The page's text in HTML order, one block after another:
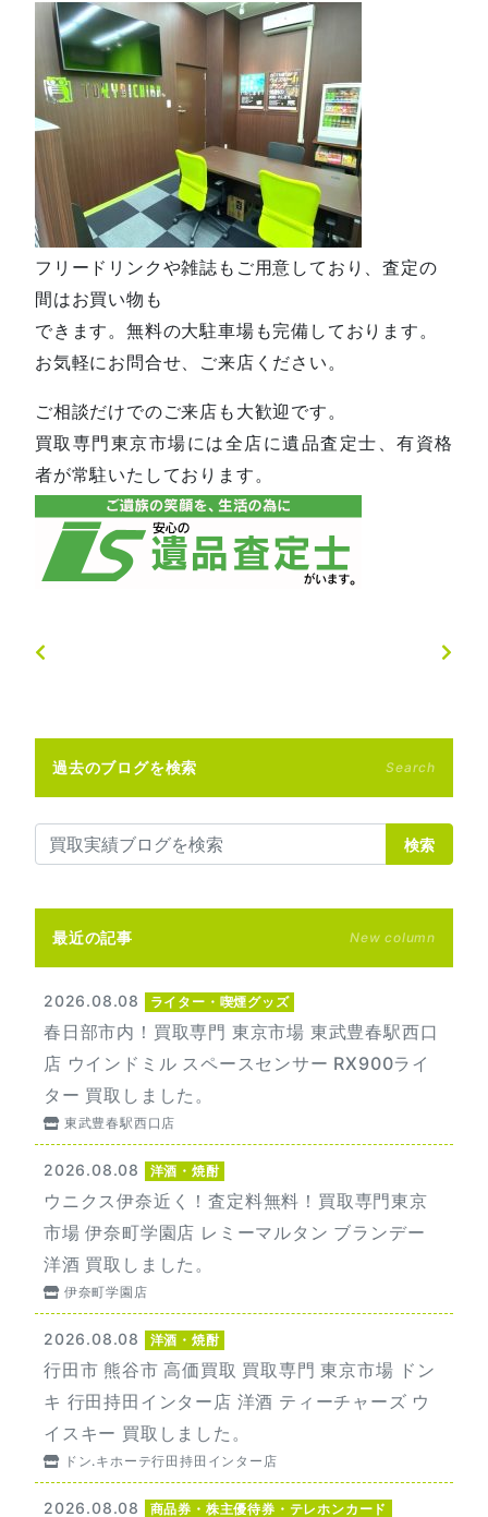
フリードリンクや雑誌もご用意しており、査定の
間はお買い物も
できます。無料の大駐車場も完備しております。
お気軽にお問合せ、ご来店ください。
ご相談だけでのご来店も大歓迎です。
買取専門東京市場には全店に遺品査定士、有資格
者が常駐いたしております。
過去のブログを検索 Search
検索
最近の記事 New column
2026.08.08 ライター・喫煙グッズ
春日部市内！買取専門 東京市場 東武豊春駅西口
店 ウインドミル スペースセンサー RX900ライ
ター 買取しました。
東武豊春駅西口店
2026.08.08 洋酒・焼酎
ウニクス伊奈近く！査定料無料！買取専門東京
市場 伊奈町学園店 レミーマルタン ブランデー
洋酒 買取しました。
伊奈町学園店
2026.08.08 洋酒・焼酎
行田市 熊谷市 高価買取 買取専門 東京市場 ドン
キ 行田持田インター店 洋酒 ティーチャーズ ウ
イスキー 買取しました。
ドン.キホーテ行田持田インター店
2026.08.08 商品券・株主優待券・テレホンカード